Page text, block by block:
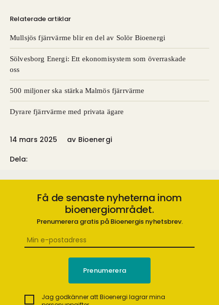
Relaterade artiklar
Mullsjös fjärrvärme blir en del av Solör Bioenergi
Sölvesborg Energi: Ett ekonomisystem som överraskade
oss
500 miljoner ska stärka Malmös fjärrvärme
Dyrare fjärrvärme med privata ägare
14 mars 2025 av Bioenergi
Dela:
Få de senaste nyheterna inom
bioenergiområdet.
Prenumerera gratis på Bioenergis nyhetsbrev.
Jag godkänner att Bioenergi lagrar mina